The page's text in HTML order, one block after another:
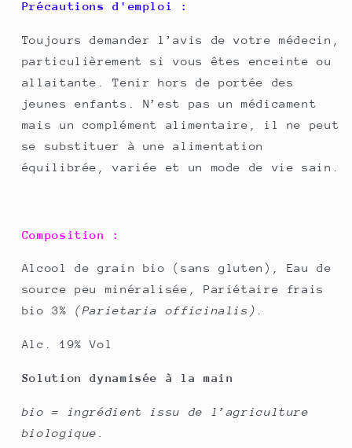
Précautions d'emploi :
Toujours demander l’avis de votre médecin,
particulièrement si vous êtes enceinte ou
allaitante. Tenir hors de portée des
jeunes enfants. N’est pas un médicament
mais un complément alimentaire, il ne peut
se substituer à une alimentation
équilibrée, variée et un mode de vie sain.
Composition :
Alcool de grain bio (sans gluten), Eau de
source peu minéralisée, Pariétaire frais
bio 3% (Parietaria officinalis)
Alc. 19% Vol
Solution dynamisée à la main
bio = ingrédient issu de l’agriculture
biologique.